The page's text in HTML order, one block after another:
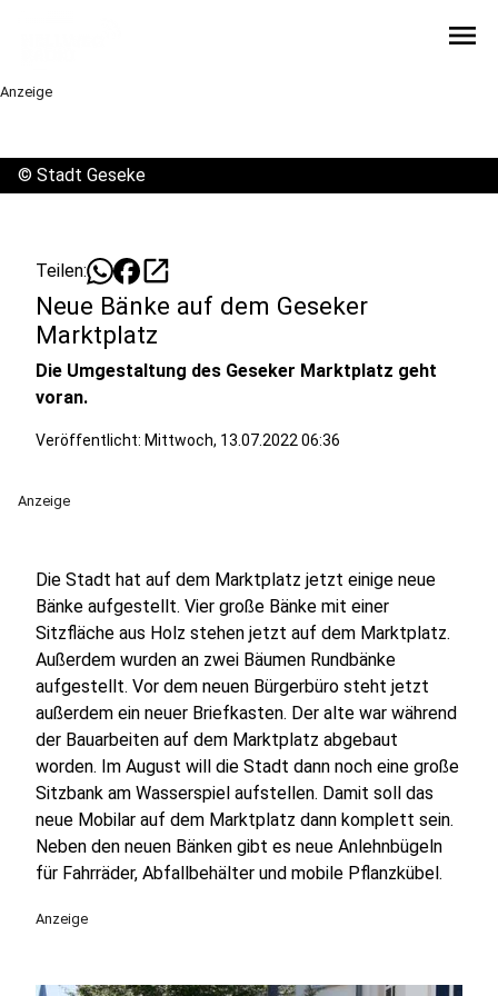
menu
Anzeige
© Stadt Geseke
Teilen: open_in_new
Neue Bänke auf dem Geseker
Marktplatz
Die Umgestaltung des Geseker Marktplatz geht
voran.
Veröffentlicht: Mittwoch, 13.07.2022 06:36
Anzeige
Die Stadt hat auf dem Marktplatz jetzt einige neue
Bänke aufgestellt. Vier große Bänke mit einer
Sitzfläche aus Holz stehen jetzt auf dem Marktplatz.
Außerdem wurden an zwei Bäumen Rundbänke
aufgestellt. Vor dem neuen Bürgerbüro steht jetzt
außerdem ein neuer Briefkasten. Der alte war während
der Bauarbeiten auf dem Marktplatz abgebaut
worden. Im August will die Stadt dann noch eine große
Sitzbank am Wasserspiel aufstellen. Damit soll das
neue Mobilar auf dem Marktplatz dann komplett sein.
Neben den neuen Bänken gibt es neue Anlehnbügeln
für Fahrräder, Abfallbehälter und mobile Pflanzkübel.
Anzeige